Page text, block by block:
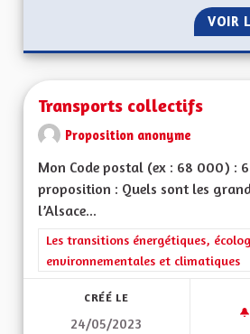
VOIR
Transports collectifs
Proposition anonyme
Mon Code postal (ex : 68 000) :
proposition : Quels sont les
l’Alsace...
Filtrer les résultats de la catégorie
Les transitions énergétiques,
environnementales et climatiques
CRÉÉ LE
24/05/2023